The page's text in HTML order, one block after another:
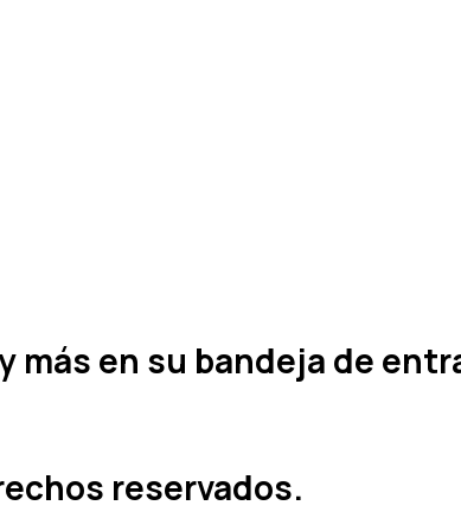
más en su bandeja de
reservados.